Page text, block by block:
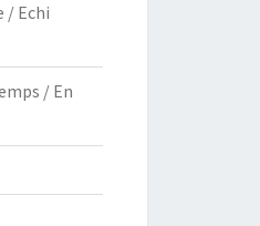
/ Echi
/ En